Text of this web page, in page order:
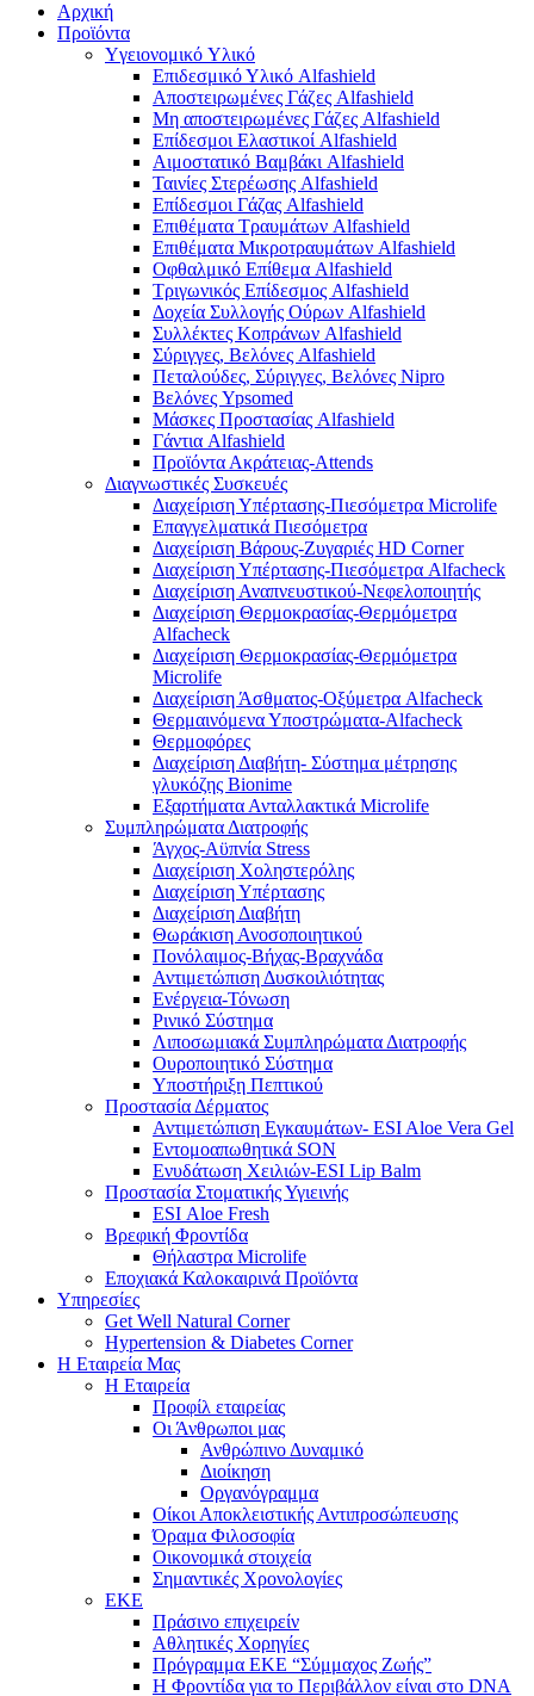
Αρχική
Προϊόντα
Yγειονομικό Yλικό
Επιδεσμικό Υλικό Alfashield
Αποστειρωμένες Γάζες Alfashield
Μη αποστειρωμένες Γάζες Alfashield
Επίδεσμοι Ελαστικοί Alfashield
Αιμοστατικό Βαμβάκι Alfashield
Ταινίες Στερέωσης Alfashield
Επίδεσμοι Γάζας Alfashield
Επιθέματα Τραυμάτων Alfashield
Επιθέματα Μικροτραυμάτων Alfashield
Οφθαλμικό Eπίθεμα Alfashield
Τριγωνικός Επίδεσμος Alfashield
Δοχεία Συλλογής Ούρων Alfashield
Συλλέκτες Κοπράνων Alfashield
Σύριγγες, Βελόνες Alfashield
Πεταλούδες, Σύριγγες, Βελόνες Nipro
Βελόνες Ypsomed
Μάσκες Προστασίας Alfashield
Γάντια Alfashield
Προϊόντα Ακράτειας-Attends
Διαγνωστικές Συσκευές
Διαχείριση Υπέρτασης-Πιεσόμετρα Microlife
Επαγγελματικά Πιεσόμετρα
Διαχείριση Βάρους-Ζυγαριές HD Corner
Διαχείριση Υπέρτασης-Πιεσόμετρα Alfacheck
Διαχείριση Αναπνευστικού-Νεφελοποιητής
Διαχείριση Θερμοκρασίας-Θερμόμετρα
Alfacheck
Διαχείριση Θερμοκρασίας-Θερμόμετρα
Microlife
Διαχείριση Άσθματος-Οξύμετρα Alfacheck
Θερμαινόμενα Υποστρώματα-Alfacheck
Θερμοφόρες
Διαχείριση Διαβήτη- Σύστημα μέτρησης
γλυκόζης Bionime
Εξαρτήματα Ανταλλακτικά Microlife
Συμπληρώματα Διατροφής
Άγχος-Αϋπνία Stress
Διαχείριση Χοληστερόλης
Διαχείριση Υπέρτασης
Διαχείριση Διαβήτη
Θωράκιση Ανοσοποιητικού
Πονόλαιμος-Βήχας-Βραχνάδα
Αντιμετώπιση Δυσκοιλιότητας
Eνέργεια-Τόνωση
Ρινικό Σύστημα
Λιποσωμιακά Συμπληρώματα Διατροφής
Ουροποιητικό Σύστημα
Υποστήριξη Πεπτικού
Προστασία Δέρματος
Αντιμετώπιση Εγκαυμάτων- ESI Aloe Vera Gel
Εντομοαπωθητικά SON
Ενυδάτωση Χειλιών-ESI Lip Balm
Προστασία Στοματικής Υγιεινής
ESI Αloe Fresh
Βρεφική Φροντίδα
Θήλαστρα Microlife
Εποχιακά Καλοκαιρινά Προϊόντα
Υπηρεσίες
Get Well Natural Corner
Hypertension & Diabetes Corner
Η Εταιρεία Μας
Η Εταιρεία
Προφίλ εταιρείας
Οι Άνθρωποι μας
Ανθρώπινο Δυναμικό
Διοίκηση
Οργανόγραμμα
Οίκοι Αποκλειστικής Αντιπροσώπευσης
Όραμα Φιλοσοφία
Οικονομικά στοιχεία
Σημαντικές Χρονολογίες
ΕΚΕ
Πράσινο επιχειρείν
Αθλητικές Χορηγίες
Πρόγραμμα ΕΚΕ “Σύμμαχος Ζωής”
Η Φροντίδα για το Περιβάλλον είναι στο DNA